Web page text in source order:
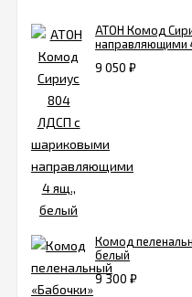
АТОН Комод
направляющими
9 050 ₽
Комод
белый
9 300 ₽